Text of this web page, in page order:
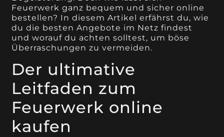
Feuerwerk ganz bequem und sicher online
bestellen? In diesem Artikel erfährst du, wie
du die besten Angebote im Netz findest
und worauf du achten solltest, um böse
Überraschungen zu vermeiden.
Der ultimative
Leitfaden zum
Feuerwerk online
kaufen